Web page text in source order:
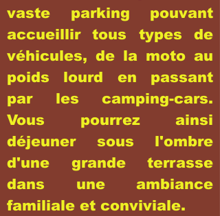
vaste parking pouvant
accueillir tous types de
véhicules, de la moto au
poids lourd en passant
par les camping-cars.
Vous pourrez ainsi
déjeuner sous l'ombre
d'une grande terrasse
dans une ambiance
familiale et conviviale.